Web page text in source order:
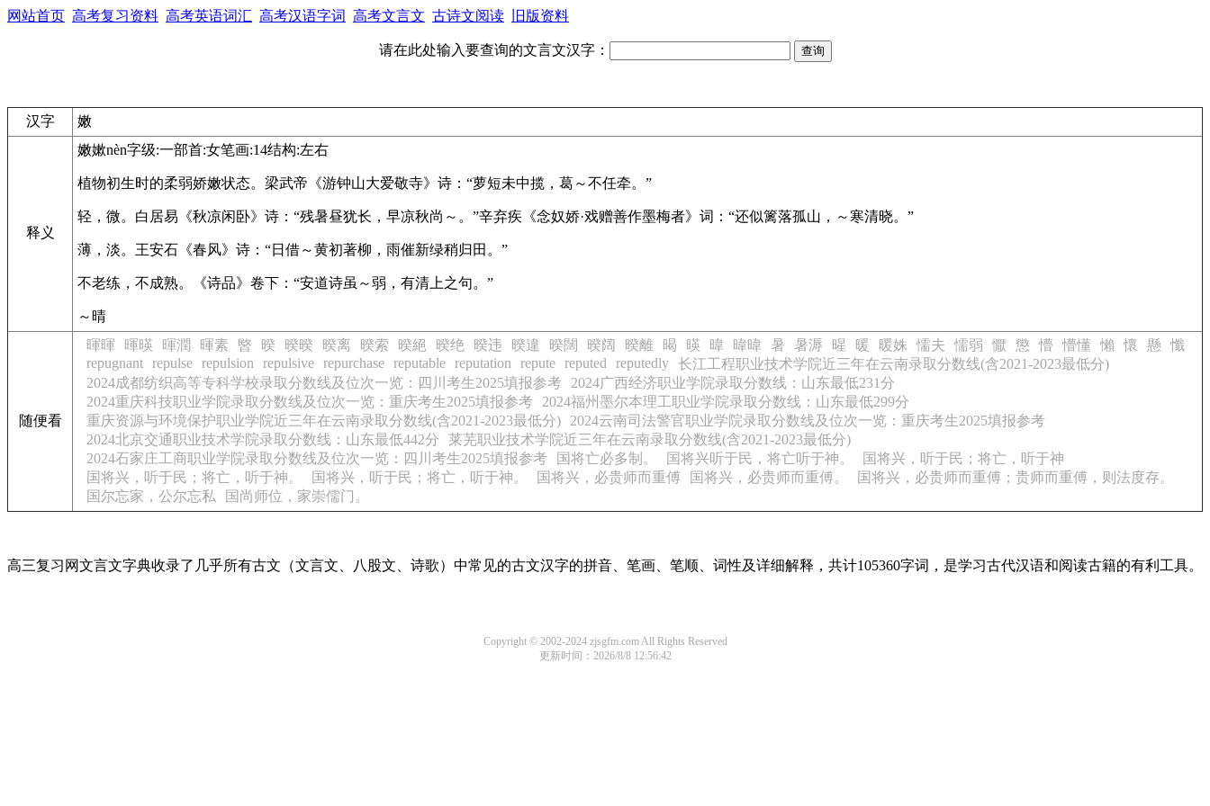
网站首页 高考复习资料 高考英语词汇 高考汉语字词 高考文言文 古诗文阅读 旧版资料
请在此处输入要查询的文言文汉字：
汉字 嫩
释义
嫩嫰nèn字级:一部首:女笔画:14结构:左右
植物初生时的柔弱娇嫩状态。 梁武帝《游钟山大爱敬寺》诗：“萝短未中揽，葛～不任牵。”
轻，微。 白居易《秋凉闲卧》诗：“残暑昼犹长，早凉秋尚～。”辛弃疾《念奴娇·戏赠善作墨梅者》词：“还似篱落孤山，～寒清晓。”
薄，淡。 王安石《春风》诗：“日借～黄初著柳，雨催新绿稍归田。”
不老练，不成熟。 《诗品》卷下：“安道诗虽～弱，有清上之句。”
～晴
随便看
暉暉 暉暎 暉潤 暉素 暋 暌 暌暌 暌离 暌索 暌絕 暌绝 暌违 暌違 暌闊 暌阔 暌離 暍 暎 暐 暐暐 暑 暑溽 暒 暖 暖姝 懦夫 懦弱 懨 懲 懵 懵懂 懶 懷 懸
懺
repugnant repulse repulsion repulsive repurchase reputable reputation repute reputed reputedly 长江工程职业技术学院近三年在云南录取分数线(含2021-2023最低分)
2024成都纺织高等专科学校录取分数线及位次一览：四川考生2025填报参考
2024广西经济职业学院录取分数线：山东最低231分
2024重庆科技职业学院录取分数线及位次一览：重庆考生2025填报参考
2024福州墨尔本理工职业学院录取分数线：山东最低299分
重庆资源与环境保护职业学院近三年在云南录取分数线(含2021-2023最低分)
2024云南司法警官职业学院录取分数线及位次一览：重庆考生2025填报参考
2024北京交通职业技术学院录取分数线：山东最低442分
莱芜职业技术学院近三年在云南录取分数线(含2021-2023最低分)
2024石家庄工商职业学院录取分数线及位次一览：四川考生2025填报参考
国将亡必多制。 国将兴听于民，将亡听于神。
国将兴，听于民；将亡，听于神
国将兴，听于民；将亡，听于神。
国将兴，听于民；将亡，听于神。 国将兴，必贵师而重傅 国将兴，必贵师而重傅。
国将兴，必贵师而重傅；贵师而重傅，则法度存。
国尔忘家，公尔忘私
国尚师位，家崇儒门。
高三复习网文言文字典收录了几乎所有古文（文言文、八股文、诗歌）中常见的古文汉字的拼音、笔画、笔顺、词性及详细解释，共计105360字词，是学习古代汉语和阅读古籍的有利工具。
Copyright © 2002-2024 zjsgfm.com All Rights Reserved
更新时间：2026/8/8 12:56:42